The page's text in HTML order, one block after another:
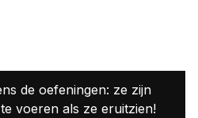
de oefeningen: ze zijn
voeren als ze eruitzien!